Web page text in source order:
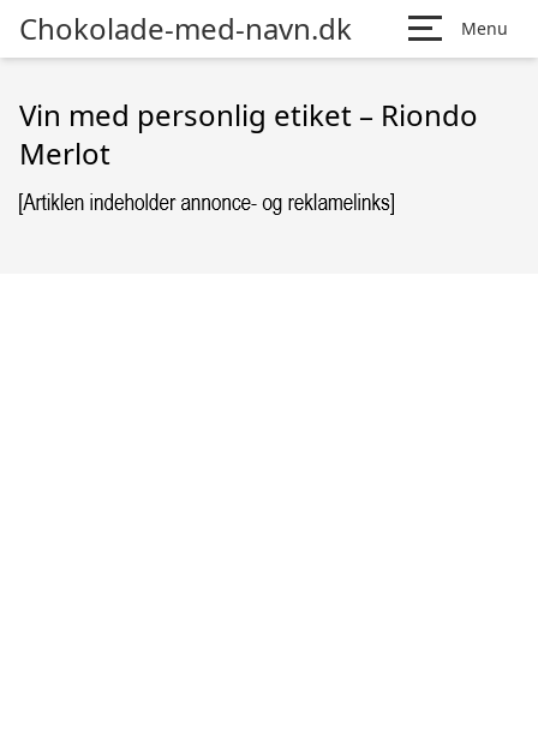
Chokolade-med-navn.dk Menu
Vin med personlig etiket – Riondo
Merlot